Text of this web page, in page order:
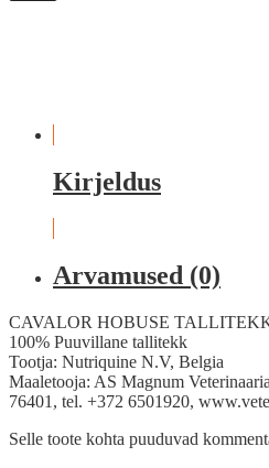
Kirjeldus
Arvamused (0)
CAVALOR HOBUSE
100% Puuvillane tallitekk
Tootja: Nutriquine N.V, Belgia
Maaletooja: AS Magnum
76401, tel. +372 6501920,
Selle toote kohta puuduvad